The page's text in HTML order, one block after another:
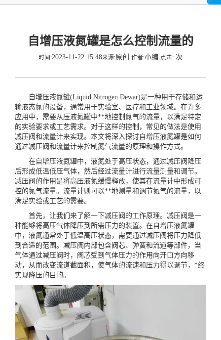
自增压液氮罐是怎么控制流量的
时间:2023-11-22 15:48来源:原创 作者:小编 点击: 次
自增压液氮罐(Liquid Nitrogen Dewar)是一种用于存储和运
输液态氮的设备，通常用于实验室、医疗和工业领域。在许多
应用中，需要从压液氮罐中**地控制氮气的流量，以满足特定
的实验要求或工艺需求。对于这样的控制，常见的做法是使用
减压阀和流量计来实现。本文将深入探讨自增压液氮罐是如何
通过减压阀和流量计来控制氮气流量的原理和操作方式。
在 自增压液氮罐中，液氮处于高压状态，通过减压阀降压
后形成低温低压气体，然后经过流量计进行流量测量和调节。
减压阀的作用是将高压液氮缓慢释放，使其在流量计中形成可
控的氮气流量。流量计则可以**地测量和调节氮气的流量，以
满足实验或工艺的需要。
首先，让我们来了解一下减压阀的工作原理。减压阀是一
种能够将高压气体降压到所需压力的装置。在自增压液氮罐
中，液氮通常处于低温高压状态，需要通过减压阀将压力降低
到合适的范围。减压阀内部包含阀芯、弹簧和流道等部件，当
气体通过减压阀时，阀芯受到气体压力的作用向开口方向移
动，从而改变流道截面积，使气体的流速和压力得以调节，*终
实现降压的目的。